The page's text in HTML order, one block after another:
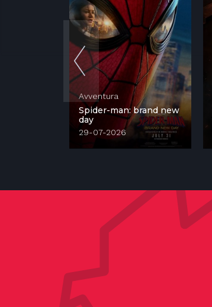
Avventura
Spider-man: brand new
day
29-07-2026